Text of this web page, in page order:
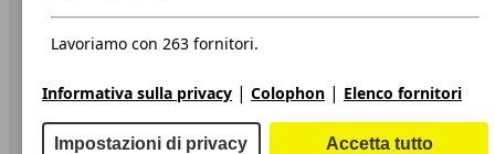
Privacy
Dichiarazione di Accessibilità
Servizi
Area rivenditori
Lavoriamo con 263 fornitori.
Informativa sulla privacy | Colophon | Elenco fornitori
Impostazioni di privacy Accetta tutto